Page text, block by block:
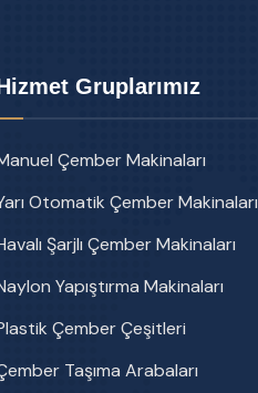
Gruplarımız
Çember Makinaları
Otomatik Çember Makinaları
Şarjlı Çember Makinaları
Yapıştırma Makinaları
Çember Çeşitleri
Taşıma Arabaları